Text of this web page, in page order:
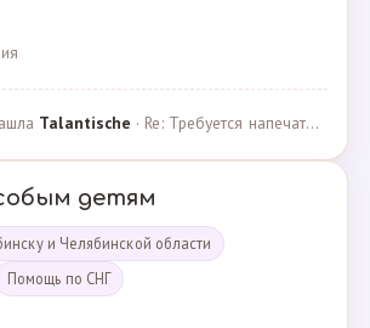
Talantische · Re: Требуется напечатать бейджики · 09.02.2024
детям
и Челябинской области
Помощь по СНГ